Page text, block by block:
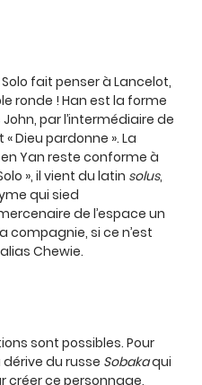
fait penser à Lancelot,
ronde ! Han est la forme
par l’intermédiaire de
Dieu pardonne ». La
Yan reste conforme à
», il vient du latin solus,
qui sied
de l’espace un
compagnie, si ce n’est
Chewie.
sont possibles. Pour
du russe Sobakaqui
créer ce personnage,